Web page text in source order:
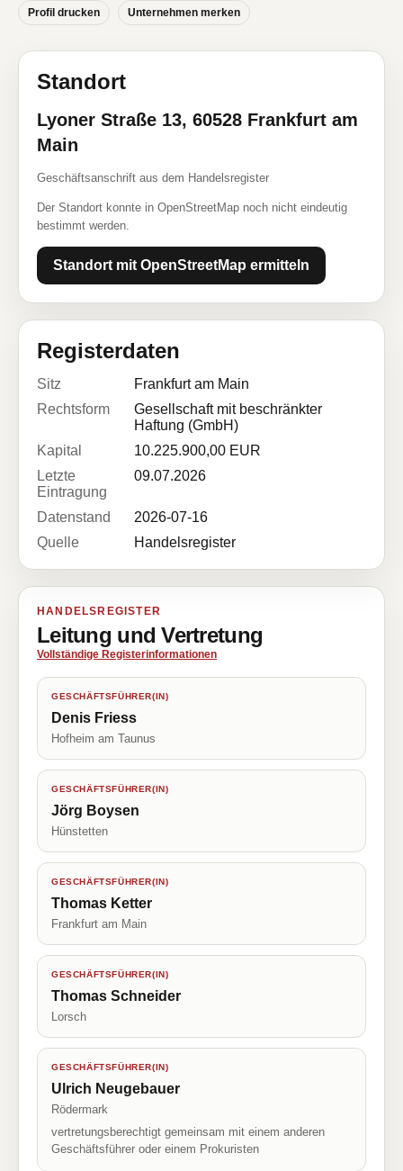
Profil drucken Unternehmen merken
Standort
Lyoner Straße 13, 60528 Frankfurt am
Main
Geschäftsanschrift aus dem Handelsregister
Der Standort konnte in OpenStreetMap noch nicht eindeutig
bestimmt werden.
Standort mit OpenStreetMap ermitteln
Registerdaten
Sitz
Frankfurt am Main
Rechtsform
Gesellschaft mit beschränkter
Haftung (GmbH)
Kapital
10.225.900,00 EUR
Letzte
Eintragung
09.07.2026
Datenstand
2026-07-16
Quelle
Handelsregister
HANDELSREGISTER
Leitung und Vertretung
Vollständige Registerinformationen
GESCHÄFTSFÜHRER(IN)
Denis Friess
Hofheim am Taunus
GESCHÄFTSFÜHRER(IN)
Jörg Boysen
Hünstetten
GESCHÄFTSFÜHRER(IN)
Thomas Ketter
Frankfurt am Main
GESCHÄFTSFÜHRER(IN)
Thomas Schneider
Lorsch
GESCHÄFTSFÜHRER(IN)
Ulrich Neugebauer
Rödermark
vertretungsberechtigt gemeinsam mit einem anderen
Geschäftsführer oder einem Prokuristen